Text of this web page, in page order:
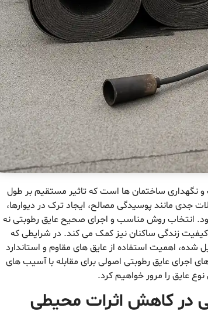
نگهداری ساختمان ها است که تاثیر مستقیم بر طول
جدی مانند پوسیدگی مصالح، ایجاد ترک در دیوارها،
انتخاب روش مناسب و اجرای صحیح عایق رطوبتی نه
کیفیت زندگی ساکنان نیز کمک می کند. در شرایطی که
اهمیت استفاده از عایق های مقاوم و استاندارد
عایق رطوبتی اصولی برای مقابله با آسیب های
عایق را مرور خواهیم کرد.
در کاهش اثرات محیطی